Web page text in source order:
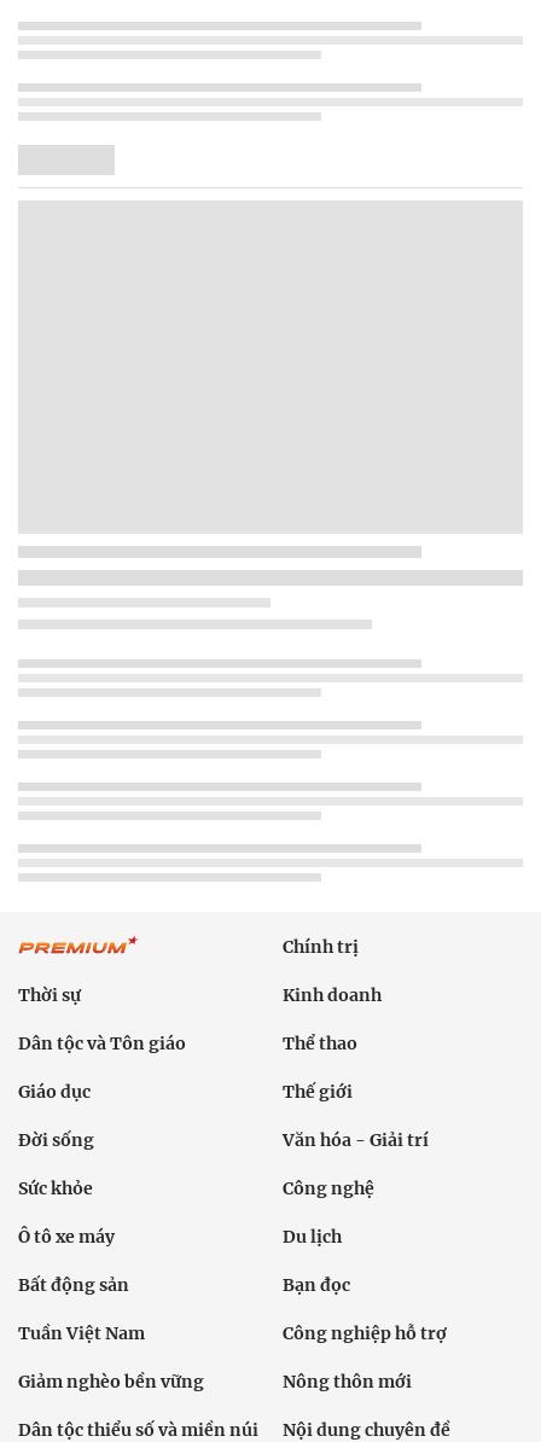
Chính trị
Thời sự Kinh doanh
Dân tộc và Tôn giáo Thể thao
Giáo dục Thế giới
Đời sống Văn hóa - Giải trí
Sức khỏe Công nghệ
Ô tô xe máy Du lịch
Bất động sản Bạn đọc
Tuần Việt Nam Công nghiệp hỗ trợ
Giảm nghèo bền vững Nông thôn mới
Dân tộc thiểu số và miền núi Nội dung chuyên đề